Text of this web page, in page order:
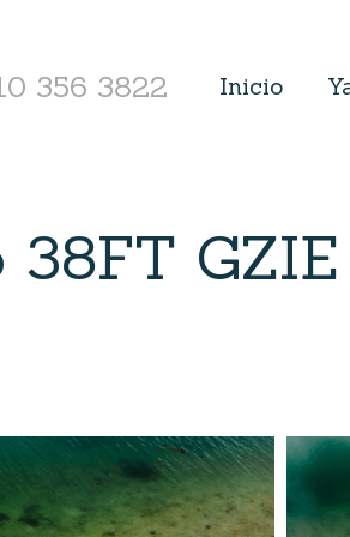
356 3822 Inicio
GZIE